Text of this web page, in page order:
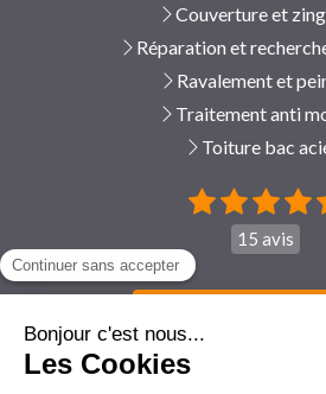
Couverture et
Réparation et
Ravalement et
Traitement anti
Toiture bac
15 avis